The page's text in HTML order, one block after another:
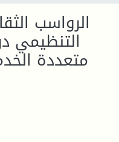
الرواسب
التنظيمي
متعددة